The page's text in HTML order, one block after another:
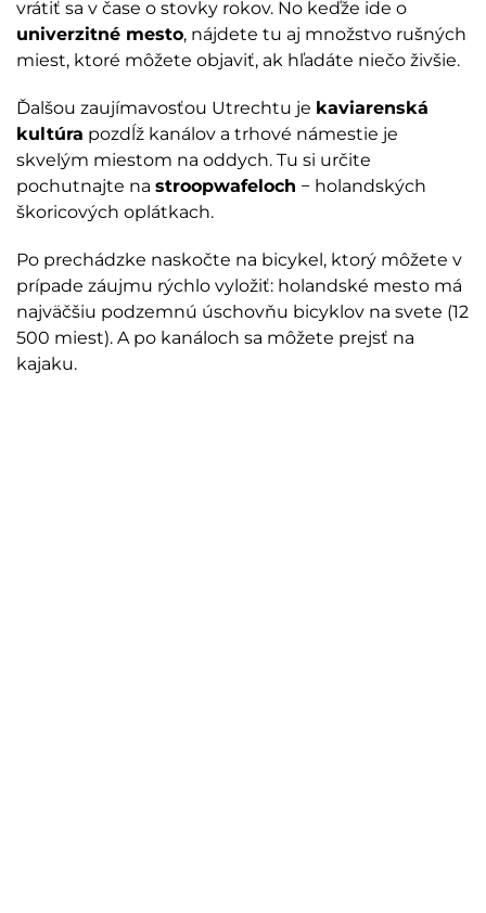
vrátiť sa v čase o stovky rokov. No keďže ide o
univerzitné mesto, nájdete tu aj množstvo rušných
miest, ktoré môžete objaviť, ak hľadáte niečo živšie.
Ďalšou zaujímavosťou Utrechtu je kaviarenská
kultúra pozdĺž kanálov a trhové námestie je
skvelým miestom na oddych. Tu si určite
pochutnajte na stroopwafeloch − holandských
škoricových oplátkach.
Po prechádzke naskočte na bicykel, ktorý môžete v
prípade záujmu rýchlo vyložiť: holandské mesto má
najväčšiu podzemnú úschovňu bicyklov na svete (12
500 miest). A po kanáloch sa môžete prejsť na
kajaku.